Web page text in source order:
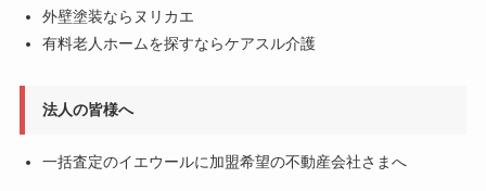
外壁塗装ならヌリカエ
有料老人ホームを探すならケアスル介護
法人の皆様へ
一括査定のイエウールに加盟希望の不動産会社さまへ